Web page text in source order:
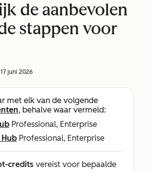
de aanbevolen
stappen voor
17 juni 2026
met elk van de volgende
, behalve waar vermeld:
Professional, Enterprise
Hub Professional, Enterprise
credits vereist voor bepaalde